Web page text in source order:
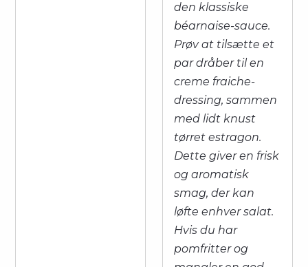
den klassiske
béarnaise-sauce.
Prøv at tilsætte et
par dråber til en
creme fraiche-
dressing, sammen
med lidt knust
tørret estragon.
Dette giver en frisk
og aromatisk
smag, der kan
løfte enhver salat.
Hvis du har
pomfritter og